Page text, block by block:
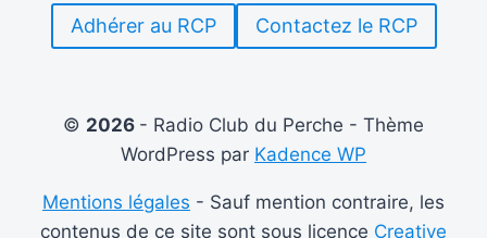
Adhérer au RCP Contactez le RCP
© 2026 - Radio Club du Perche - Thème
WordPress par Kadence WP
Mentions légales - Sauf mention contraire, les
contenus de ce site sont sous licence Creative